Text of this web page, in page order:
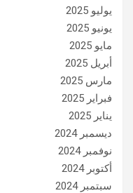
يوليو 2025
يونيو 2025
مايو 2025
أبريل 2025
مارس 2025
فبراير 2025
يناير 2025
ديسمبر 2024
نوفمبر 2024
أكتوبر 2024
سبتمبر 2024